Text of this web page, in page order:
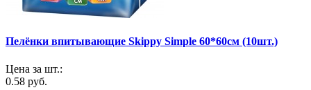
Пелёнки впитывающие Skippy Simple 60*60cм (10шт.)
Цена за шт.:
0.58 руб.